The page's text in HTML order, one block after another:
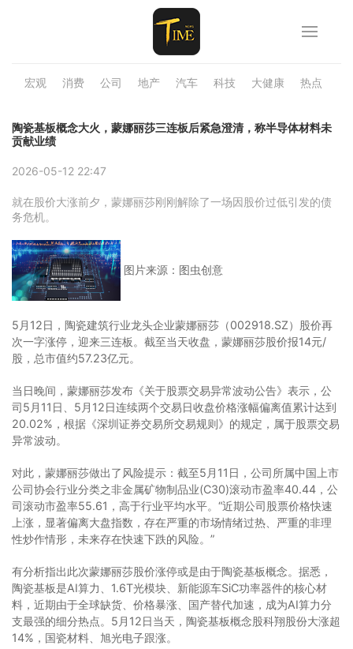
宏观 消费 公司 地产 汽车 科技 大健康 热点
陶瓷基板概念大火，蒙娜丽莎三连板后紧急澄清，称半导体材料未
贡献业绩
2026-05-12 22:47
就在股价大涨前夕，蒙娜丽莎刚刚解除了一场因股价过低引发的债
务危机。
图片来源：图虫创意
5月12日，陶瓷建筑行业龙头企业蒙娜丽莎（002918.SZ）股价再
次一字涨停，迎来三连板。截至当天收盘，蒙娜丽莎股价报14元/
股，总市值约57.23亿元。
当日晚间，蒙娜丽莎发布《关于股票交易异常波动公告》表示，公
司5月11日、5月12日连续两个交易日收盘价格涨幅偏离值累计达到
20.02%，根据《深圳证券交易所交易规则》的规定，属于股票交易
异常波动。
对此，蒙娜丽莎做出了风险提示：截至5月11日，公司所属中国上市
公司协会行业分类之非金属矿物制品业(C30)滚动市盈率40.44，公
司滚动市盈率55.61，高于行业平均水平。“近期公司股票价格快速
上涨，显著偏离大盘指数，存在严重的市场情绪过热、严重的非理
性炒作情形，未来存在快速下跌的风险。”
有分析指出此次蒙娜丽莎股价涨停或是由于陶瓷基板概念。据悉，
陶瓷基板是AI算力、1.6T光模块、新能源车SiC功率器件的核心材
料，近期由于全球缺货、价格暴涨、国产替代加速，成为AI算力分
支最强的细分热点。5月12日当天，陶瓷基板概念股科翔股份大涨超
14%，国瓷材料、旭光电子跟涨。